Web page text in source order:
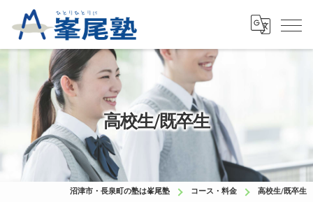
高校生/既卒生
沼津市・長泉町の塾は峯尾塾 コース・料金 高校生/既卒生